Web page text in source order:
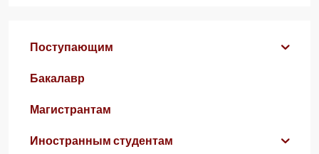
Поступающим
Бакалавр
Магистрантам
Иностранным студентам